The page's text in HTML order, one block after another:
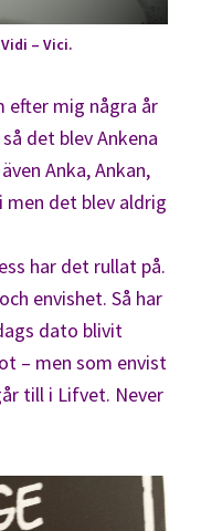
– Vici.
efter mig några år
det blev Ankena
Anka, Ankan,
det blev aldrig
har det rullat på.
envishet. Så har
dato blivit
– men som envist
till i Lifvet. Never